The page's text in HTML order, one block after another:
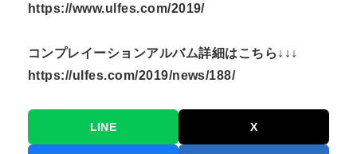
https://www.ulfes.com/2019/
コンプレイーションアルバム詳細はこちら↓↓↓
https://ulfes.com/2019/news/188/
LINE X